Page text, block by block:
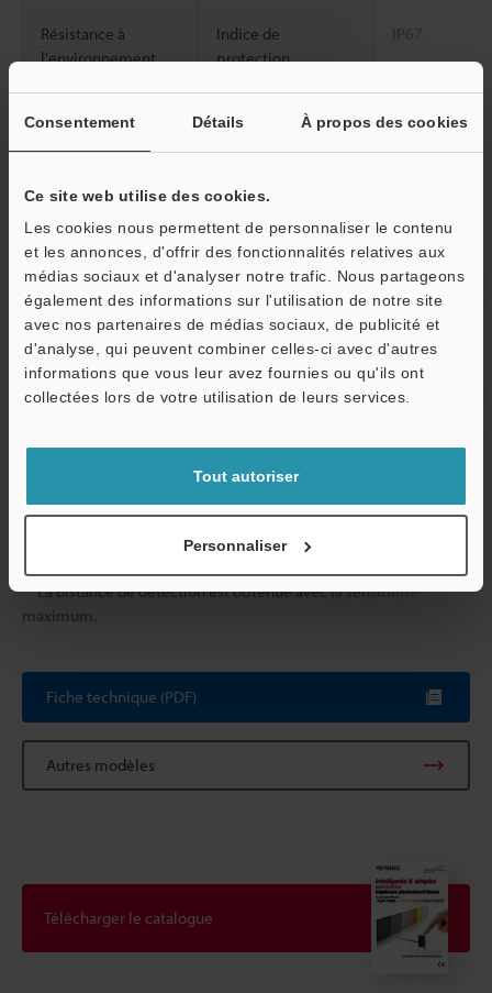
Consentement Détails À propos des cookies
Ce site web utilise des cookies.
Les cookies nous permettent de personnaliser le contenu
et les annonces, d'offrir des fonctionnalités relatives aux
médias sociaux et d'analyser notre trafic. Nous partageons
également des informations sur l'utilisation de notre site
avec nos partenaires de médias sociaux, de publicité et
d'analyse, qui peuvent combiner celles-ci avec d'autres
informations que vous leur avez fournies ou qu'ils ont
collectées lors de votre utilisation de leurs services.
Tout autoriser
Personnaliser
Résistance à
l'environnement
Indice de
protection
IP67
Lumière ambiante
Lampe à
Lumière
ambiante
Humidité relative 35 à 85 % HR
Résistance aux
vibrations
De 10 à 55
mm, 2 heures
X, Y et Z
Résistance aux
chocs
1,000 m/s
directions X,
Poids Environ 70 g
La distance de détection est obtenue avec la sensibilité
maximum.
Fiche technique (PDF)
Autres modèles
Télécharger le catalogue